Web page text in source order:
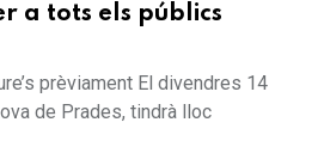
a tots els públics
prèviament El divendres 14
de Prades, tindrà lloc